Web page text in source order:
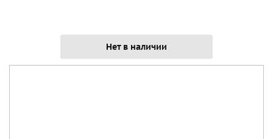
Нет в наличии